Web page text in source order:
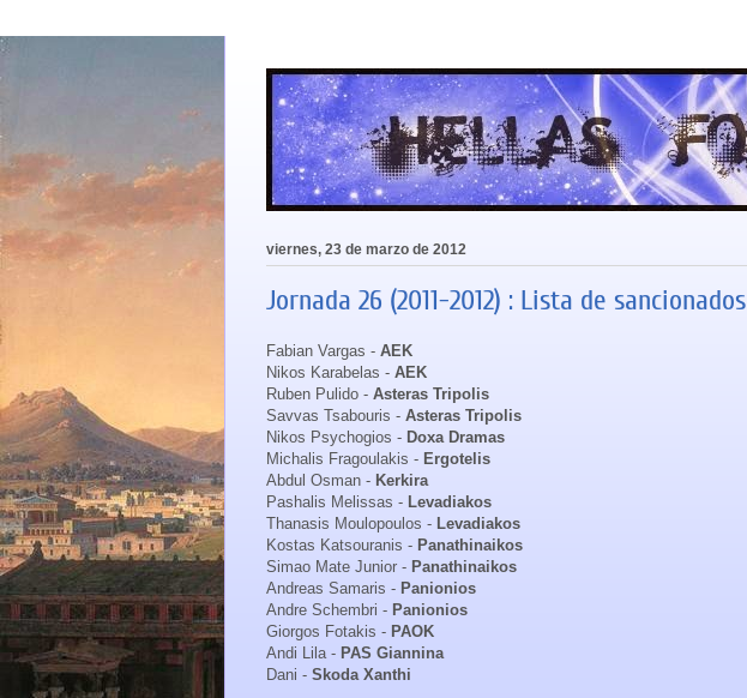
viernes, 23 de marzo de 2012
Jornada 26 (2011-2012) : Lista de sancionados
Fabian Vargas - AEK
Nikos Karabelas - AEK
Ruben Pulido - Asteras Tripolis
Savvas Tsabouris - Asteras Tripolis
Nikos Psychogios - Doxa Dramas
Michalis Fragoulakis - Ergotelis
Abdul Osman - Kerkira
Pashalis Melissas - Levadiakos
Thanasis Moulopoulos - Levadiakos
Kostas Katsouranis - Panathinaikos
Simao Mate Junior - Panathinaikos
Andreas Samaris - Panionios
Andre Schembri - Panionios
Giorgos Fotakis - PAOK
Andi Lila - PAS Giannina
Dani - Skoda Xanthi